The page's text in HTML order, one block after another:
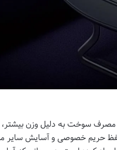
مصرف سوخت به دلیل وزن بیشتر،
حریم خصوصی و آسایش سایر